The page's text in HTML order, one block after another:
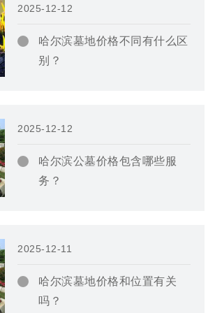
2025-12-12
哈尔滨墓地价格不同有什么区
别？
2025-12-12
哈尔滨公墓价格包含哪些服
务？
2025-12-11
哈尔滨墓地价格和位置有关
吗？